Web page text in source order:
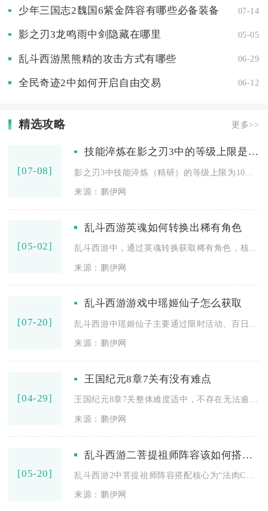
少年三国志2魏国6紫金阵容有哪些必备装备 07-14
影之刃3龙鸣雨中剑隐藏在哪里 05-05
乱斗西游黑熊精的攻击方式有哪些 06-29
全民奇迹2中如何开启自由交易 06-12
精选攻略 更多>>
[07-08]
技能淬炼在影之刃3中的等级上限是多少
来源：鹏伊网
[05-02]
乱斗西游英魂如何转换出稀有角色
来源：鹏伊网
[07-20]
乱斗西游游戏中瑶姬仙子怎么获取
来源：鹏伊网
[04-29]
王国纪元8章7关有没有难点
王国纪元8章7关整体难度适中，不存在无法逾越的硬性难点，只要...
来源：鹏伊网
[05-20]
乱斗西游二菩提祖师阵容该如何搭配装备
来源：鹏伊网